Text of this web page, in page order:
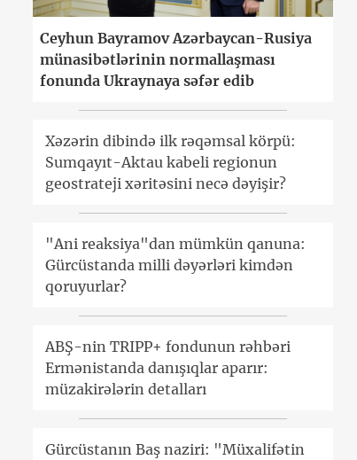
Ceyhun Bayramov Azərbaycan-Rusiya
münasibətlərinin normallaşması
fonunda Ukraynaya səfər edib
Xəzərin dibində ilk rəqəmsal körpü:
Sumqayıt-Aktau kabeli regionun
geostrateji xəritəsini necə dəyişir?
"Ani reaksiya"dan mümkün qanuna:
Gürcüstanda milli dəyərləri kimdən
qoruyurlar?
ABŞ-nin TRIPP+ fondunun rəhbəri
Ermənistanda danışıqlar aparır:
müzakirələrin detalları
Gürcüstanın Baş naziri: "Müxalifətin